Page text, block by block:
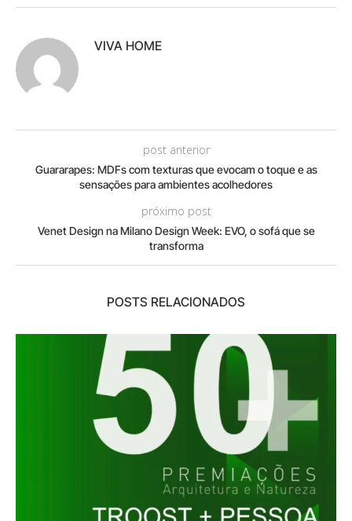
VIVA HOME
post anterior
Guararapes: MDFs com texturas que evocam o toque e as
sensações para ambientes acolhedores
próximo post
Venet Design na Milano Design Week: EVO, o sofá que se
transforma
POSTS RELACIONADOS